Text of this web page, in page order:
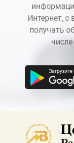
Интернет,
получать